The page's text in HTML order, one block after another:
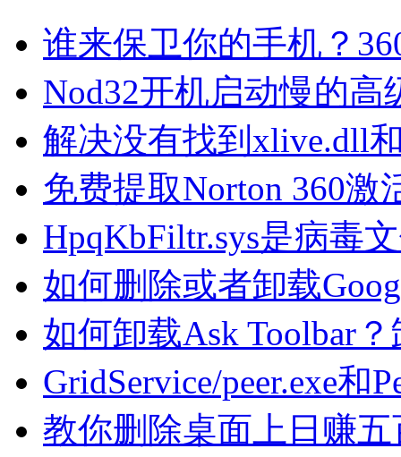
谁来保卫你的手机？
Nod32开机启动慢的高
解决没有找到xlive.dll
免费提取Norton 360激
HpqKbFiltr.sys是病毒
如何删除或者卸载
如何卸载Ask Toolbar
GridService/peer.exe和
教你删除桌面上日赚